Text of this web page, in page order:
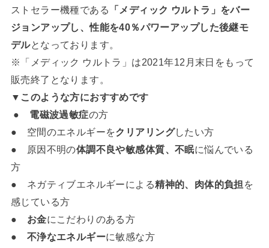
ストセラー機種である
「メディック ウルトラ」をバー
ジョンアップし、性能を40％パワーアップした後継モ
デルとなっております。
※「メディック ウルトラ」は2021年12月末日をもって
販売終了となります。
▼このような方におすすめです
● 電磁波過敏症の方
● 空間のエネルギーをクリアリングしたい方
● 原因不明の体調不良や敏感体質、不眠に悩んでいる
方
● ネガティブエネルギーによる精神的、肉体的負担 を
感じている方
● お金にこだわりのある方
● 不浄なエネルギーに敏感な方